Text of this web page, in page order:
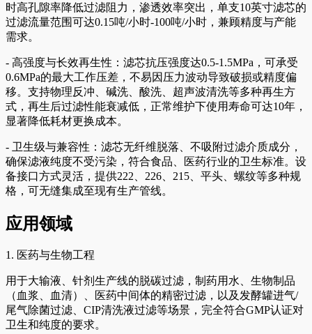
时高孔隙率降低过滤阻力，渗透效率突出，单支10英寸滤芯的
过滤流量范围可达0.15吨/小时-100吨/小时，兼顾精度与产能
需求。
- 高强度与长效再生性：滤芯抗压强度达0.5-1.5MPa，可承受
0.6MPa的最大工作压差，不易因压力波动导致破损或精度偏
移。支持物理反冲、碱洗、酸洗、超声波清洗等多种再生方
式，再生后过滤性能衰减低，正常维护下使用寿命可达10年，
显著降低耗材更换成本。
- 卫生级与兼容性：滤芯无纤维脱落、不吸附过滤介质成分，
确保滤液纯度不受污染，符合食品、医药行业的卫生标准。设
备接口方式灵活，提供222、226、215、平头、螺纹等多种规
格，可无缝集成至现有生产管线。
应用领域
1. 医药与生物工程
用于大输液、针剂生产线的脱碳过滤，制药用水、生物制品
（血浆、血清）、医药中间体的精密过滤，以及发酵罐进气/
尾气除菌过滤、CIP清洗液过滤等场景，完全符合GMP认证对
卫生和纯度的要求。